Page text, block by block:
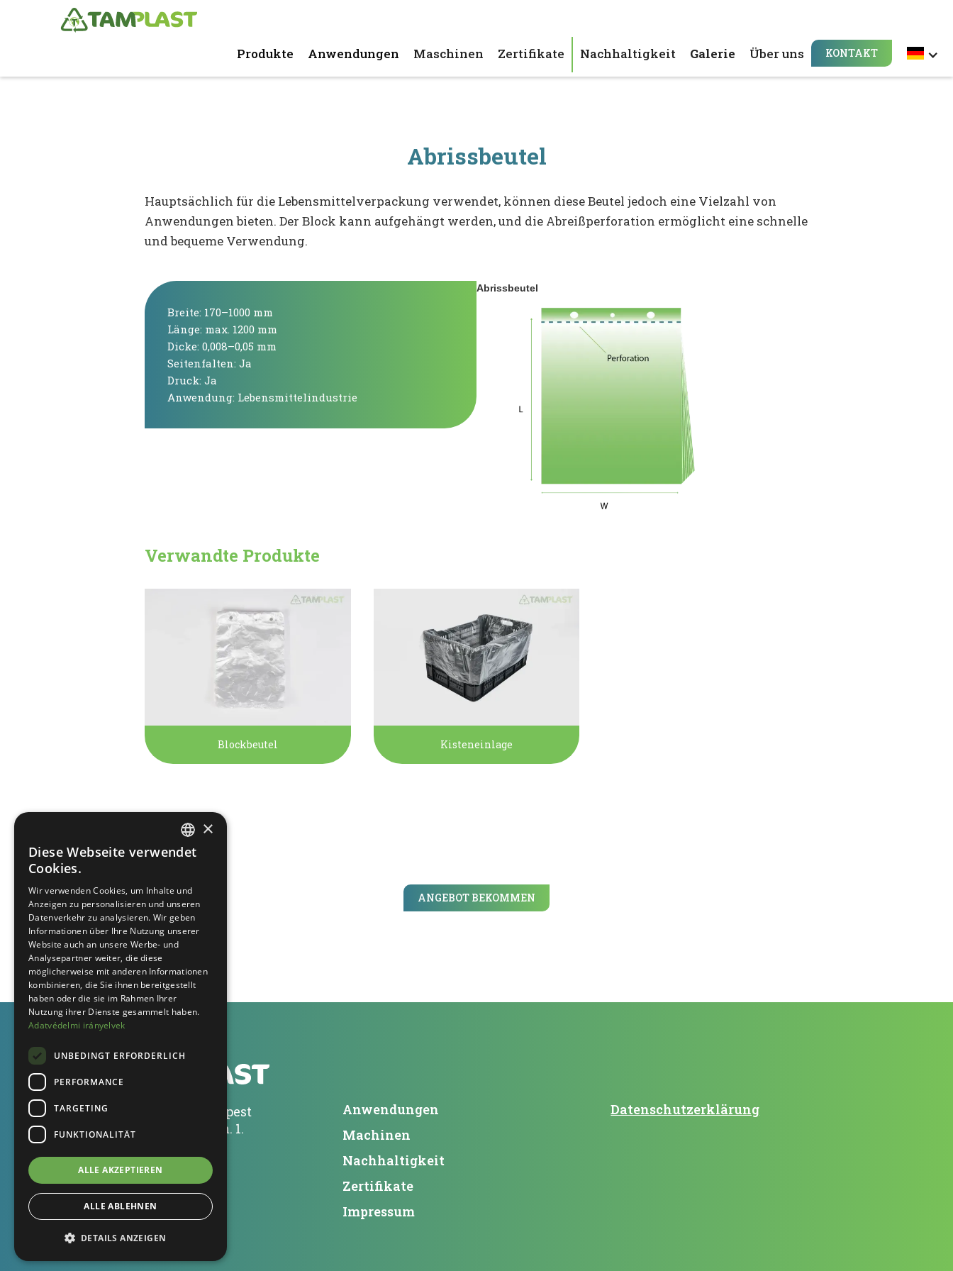
Produkte Anwendungen Maschinen Zertifikate Nachhaltigkeit Galerie Über uns KONTAKT
Abrissbeutel
Hauptsächlich für die Lebensmittelverpackung verwendet, können diese Beutel jedoch eine Vielzahl von
Anwendungen bieten. Der Block kann aufgehängt werden, und die Abreißperforation ermöglicht eine schnelle
und bequeme Verwendung.
Breite: 170–1000 mm
Länge: max. 1200 mm
Dicke: 0,008–0,05 mm
Seitenfalten: Ja
Druck: Ja
Anwendung: Lebensmittelindustrie
Abrissbeutel
Verwandte Produkte
Blockbeutel Kisteneinlage
ANGEBOT BEKOMMEN
Tamplast Kft., 1053 Budapest
Kecskeméti utca 13. 2 em. 1.
+36 70 604 0041
info@tamplast.hu
Anwendungen
Machinen
Nachhaltigkeit
Zertifikate
Impressum
Datenschutzerklärung
HUNGARIAN
GERMAN
×
Diese Webseite verwendet
Cookies.
Wir verwenden Cookies, um Inhalte und
Anzeigen zu personalisieren und unseren
Datenverkehr zu analysieren. Wir geben
Informationen über Ihre Nutzung unserer
Website auch an unsere Werbe- und
Analysepartner weiter, die diese
möglicherweise mit anderen Informationen
kombinieren, die Sie ihnen bereitgestellt
haben oder die sie im Rahmen Ihrer
Nutzung ihrer Dienste gesammelt haben.
Adatvédelmi irányelvek
UNBEDINGT ERFORDERLICH
PERFORMANCE
TARGETING
FUNKTIONALITÄT
ALLE AKZEPTIEREN
ALLE ABLEHNEN
DETAILS ANZEIGEN